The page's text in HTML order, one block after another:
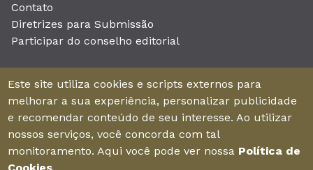
Contato
Diretrizes para Submissão
Participar do conselho editorial
Unieducar Inteligência Educacional Ltda
CNPJ: 05.569.970/0001-26
Av. Desembargador Moreira, No. 2001 – 11º andar - Bairro
Aldeota
Fortaleza – Ceará - Brasil - CEP 60170-001
Este site utiliza cookies e scripts externos para
melhorar a sua experiência, personalizar publicidade
e recomendar conteúdo de seu interesse. Ao utilizar
nossos serviços, você concorda com tal
monitoramento. Aqui você pode ver nossa Política de